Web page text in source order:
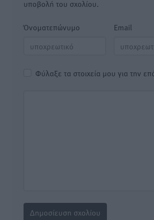
υποβολή του σχολίου.
Όνοματεπώνυμο Email
Φύλαξε τα στοιχεία μου για την